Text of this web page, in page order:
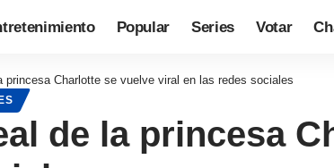
Popular Series Votar
princesa Charlotte se vuelve viral en las redes sociales
de la princesa